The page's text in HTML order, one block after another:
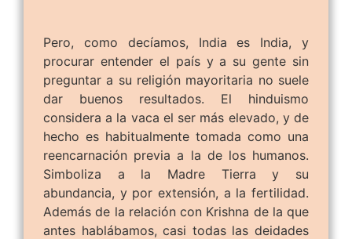
Pero, como decíamos, India es India, y
procurar entender el país y a su gente sin
preguntar a su religión mayoritaria no suele
dar buenos resultados. El hinduismo
considera a la vaca el ser más elevado, y de
hecho es habitualmente tomada como una
reencarnación previa a la de los humanos.
Simboliza a la Madre Tierra y su
abundancia, y por extensión, a la fertilidad.
Además de la relación con Krishna de la que
antes hablábamos, casi todas las deidades